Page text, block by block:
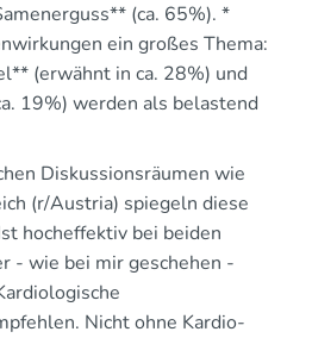
(ca. 65%). *
ein großes Thema:
(erwähnt in ca. 28%) und
19%) werden als belastend
Diskussionsräumen wie
(r/Austria) spiegeln diese
hocheffektiv bei beiden
- wie bei mir geschehen -
Nicht ohne Kardio-